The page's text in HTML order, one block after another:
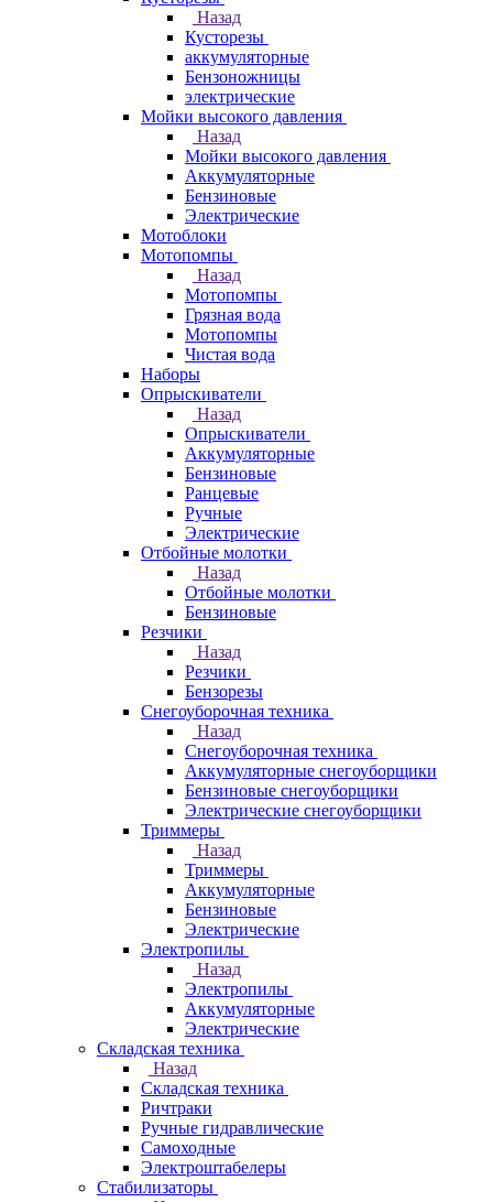
Назад
Кусторезы
аккумуляторные
Бензоножницы
электрические
Мойки высокого давления
Назад
Мойки высокого давления
Аккумуляторные
Бензиновые
Электрические
Мотоблоки
Мотопомпы
Назад
Мотопомпы
Грязная вода
Мотопомпы
Чистая вода
Наборы
Опрыскиватели
Назад
Опрыскиватели
Аккумуляторные
Бензиновые
Ранцевые
Ручные
Электрические
Отбойные молотки
Назад
Отбойные молотки
Бензиновые
Резчики
Назад
Резчики
Бензорезы
Снегоуборочная техника
Назад
Снегоуборочная техника
Аккумуляторные снегоуборщики
Бензиновые снегоуборщики
Электрические снегоуборщики
Триммеры
Назад
Триммеры
Аккумуляторные
Бензиновые
Электрические
Электропилы
Назад
Электропилы
Аккумуляторные
Электрические
Складская техника
Назад
Складская техника
Ричтраки
Ручные гидравлические
Самоходные
Электроштабелеры
Стабилизаторы